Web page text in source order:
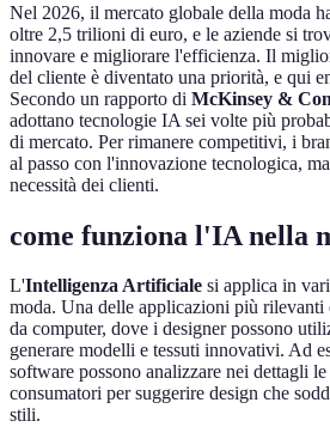
Nel 2026, il mercato globale della moda
oltre 2,5 trilioni di euro, e le aziende si
innovare e migliorare l'efficienza. Il
del cliente è diventato una priorità, e qui
Secondo un rapporto di McKinsey &
adottano tecnologie IA sei volte più
di mercato. Per rimanere competitivi, i
al passo con l'innovazione tecnologica,
necessità dei clienti.
come funziona l'IA nella
L'Intelligenza Artificiale si applica in
moda. Una delle applicazioni più rilevanti
da computer, dove i designer possono
generare modelli e tessuti innovativi. Ad
software possono analizzare nei dettagli
consumatori per suggerire design che
stili.